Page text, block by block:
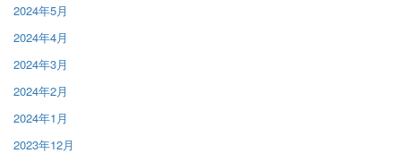
2024年5月
2024年4月
2024年3月
2024年2月
2024年1月
2023年12月